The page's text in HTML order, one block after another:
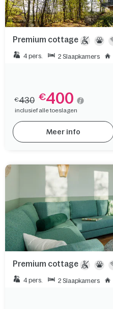
Premium cottage
4 pers. 2 Slaapkamers
€430 €400
inclusief alle toeslagen
Meer info
Premium cottage
4 pers. 2 Slaapkamers